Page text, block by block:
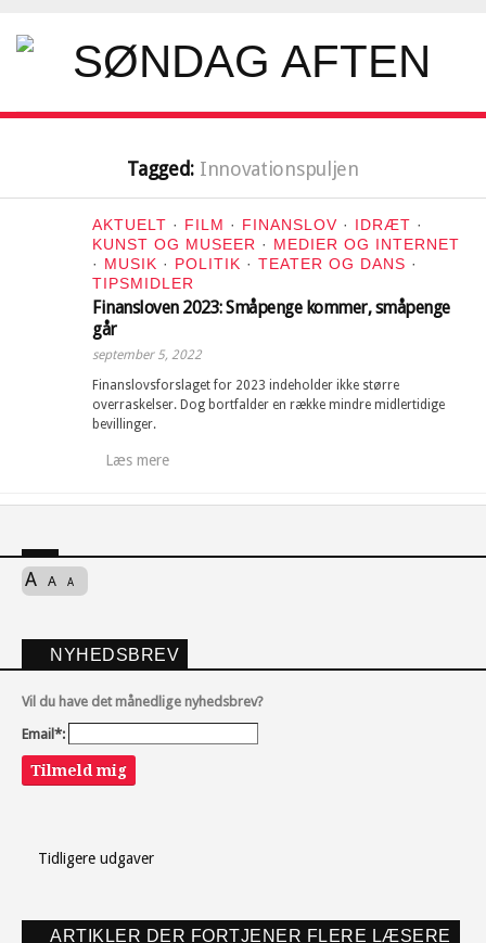
Tagged: Innovationspuljen
AKTUELT · FILM · FINANSLOV · IDRÆT ·
KUNST OG MUSEER · MEDIER OG INTERNET
· MUSIK · POLITIK · TEATER OG DANS ·
TIPSMIDLER
Finansloven 2023: Småpenge kommer, småpenge
går
september 5, 2022
Finanslovsforslaget for 2023 indeholder ikke større
overraskelser. Dog bortfalder en række mindre midlertidige
bevillinger.
Læs mere
A A A
NYHEDSBREV
Vil du have det månedlige nyhedsbrev?
Email*:
Tilmeld mig
Tidligere udgaver
ARTIKLER DER FORTJENER FLERE LÆSERE